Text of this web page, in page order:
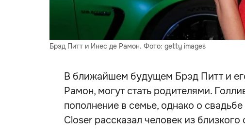
Брэд Питт и Инес де Рамон. Фото: getty images
В ближайшем будущем Брэд Питт и
Рамон, могут стать родителями.
пополнение в семье, однако о
Closer рассказал человек из